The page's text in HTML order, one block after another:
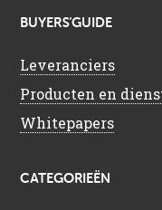
BUYERS’GUIDE
Leveranciers
Producten en
Whitepapers
CATEGORIEËN